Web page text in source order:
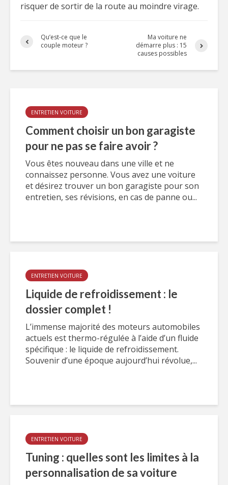
risquer de sortir de la route au moindre virage.
Qu’est-ce que le
couple moteur ?
Ma voiture ne
démarre plus : 15
causes possibles
ENTRETIEN VOITURE
Comment choisir un bon garagiste
pour ne pas se faire avoir ?
Vous êtes nouveau dans une ville et ne
connaissez personne. Vous avez une voiture
et désirez trouver un bon garagiste pour son
entretien, ses révisions, en cas de panne ou...
ENTRETIEN VOITURE
Liquide de refroidissement : le
dossier complet !
L’immense majorité des moteurs automobiles
actuels est thermo-régulée à l’aide d’un fluide
spécifique : le liquide de refroidissement.
Souvenir d’une époque aujourd’hui révolue,...
ENTRETIEN VOITURE
Tuning : quelles sont les limites à la
personnalisation de sa voiture